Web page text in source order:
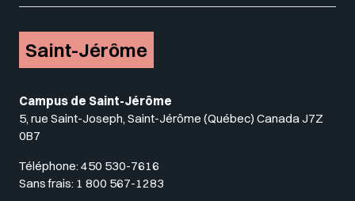
Saint-Jérôme
Campus de Saint-Jérôme
5, rue Saint-Joseph, Saint-Jérôme (Québec) Canada J7Z
0B7
Téléphone: 450 530-7616
Sans frais: 1 800 567-1283